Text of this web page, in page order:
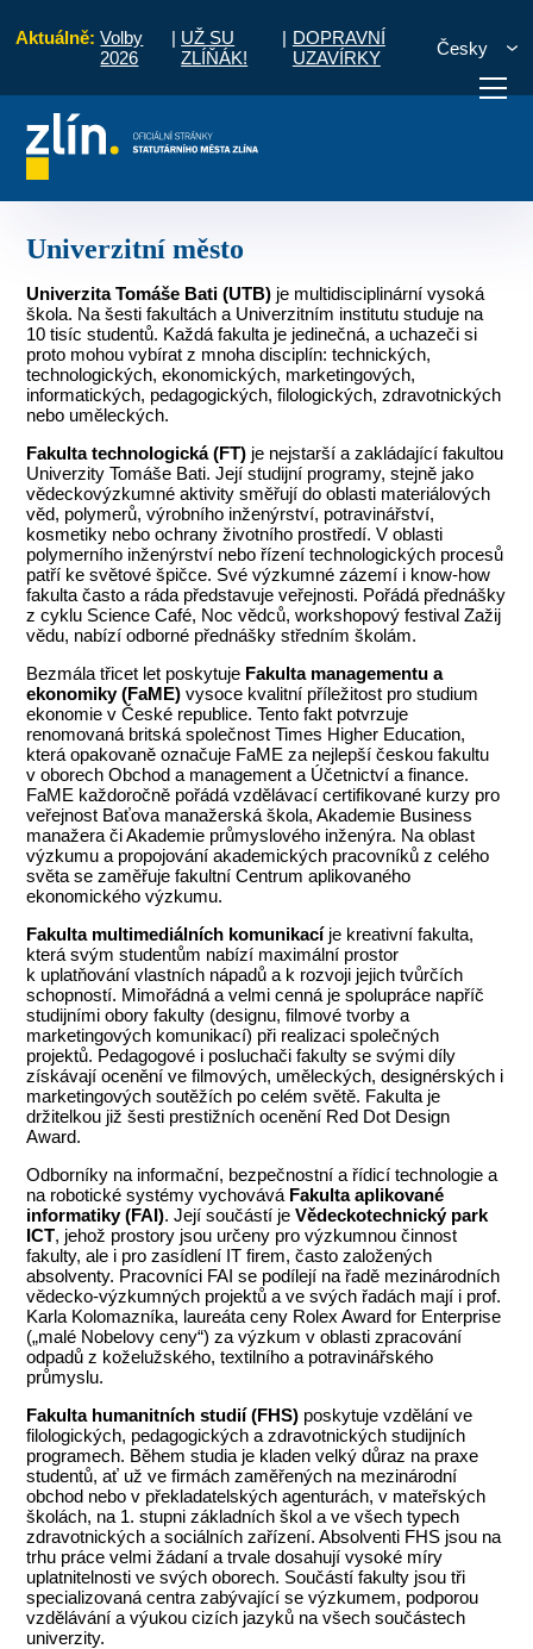
Aktuálně: Volby
2026
| UŽ SU
ZLÍŇÁK!
| DOPRAVNÍ
UZAVÍRKY
Česky
vyřídit Potřebuji zaplatit
Univerzitní město
Univerzita Tomáše Bati (UTB) je multidisciplinární vysoká
škola. Na šesti fakultách a Univerzitním institutu studuje na
10 tisíc studentů. Každá fakulta je jedinečná, a uchazeči si
proto mohou vybírat z mnoha disciplín: technických,
technologických, ekonomických, marketingových,
informatických, pedagogických, filologických, zdravotnických
nebo uměleckých.
Fakulta technologická (FT) je nejstarší a zakládající fakultou
Univerzity Tomáše Bati. Její studijní programy, stejně jako
vědeckovýzkumné aktivity směřují do oblasti materiálových
věd, polymerů, výrobního inženýrství, potravinářství,
kosmetiky nebo ochrany životního prostředí. V oblasti
polymerního inženýrství nebo řízení technologických procesů
patří ke světové špičce. Své výzkumné zázemí i know-how
fakulta často a ráda představuje veřejnosti. Pořádá přednášky
z cyklu Science Café, Noc vědců, workshopový festival Zažij
vědu, nabízí odborné přednášky středním školám.
Bezmála třicet let poskytuje Fakulta managementu a
ekonomiky (FaME) vysoce kvalitní příležitost pro studium
ekonomie v České republice. Tento fakt potvrzuje
renomovaná britská společnost Times Higher Education,
která opakovaně označuje FaME za nejlepší českou fakultu
v oborech Obchod a management a Účetnictví a finance.
FaME každoročně pořádá vzdělávací certifikované kurzy pro
veřejnost Baťova manažerská škola, Akademie Business
manažera či Akademie průmyslového inženýra. Na oblast
výzkumu a propojování akademických pracovníků z celého
světa se zaměřuje fakultní Centrum aplikovaného
ekonomického výzkumu.
Fakulta multimediálních komunikací je kreativní fakulta,
která svým studentům nabízí maximální prostor
k uplatňování vlastních nápadů a k rozvoji jejich tvůrčích
schopností. Mimořádná a velmi cenná je spolupráce napříč
studijními obory fakulty (designu, filmové tvorby a
marketingových komunikací) při realizaci společných
projektů. Pedagogové i posluchači fakulty se svými díly
získávají ocenění ve filmových, uměleckých, designérských i
marketingových soutěžích po celém světě. Fakulta je
držitelkou již šesti prestižních ocenění Red Dot Design
Award.
Odborníky na informační, bezpečnostní a řídicí technologie a
na robotické systémy vychovává Fakulta aplikované
informatiky (FAI). Její součástí jeVědeckotechnický park
ICT, jehož prostory jsou určeny pro výzkumnou činnost
fakulty, ale i pro zasídlení IT firem, často založených
absolventy. Pracovníci FAI se podílejí na řadě mezinárodních
vědecko-výzkumných projektů a ve svých řadách mají i prof.
Karla Kolomazníka, laureáta ceny Rolex Award for Enterprise
(„malé Nobelovy ceny“) za výzkum v oblasti zpracování
odpadů z koželužského, textilního a potravinářského
průmyslu.
Fakulta humanitních studií (FHS) poskytuje vzdělání ve
filologických, pedagogických a zdravotnických studijních
programech. Během studia je kladen velký důraz na praxe
studentů, ať už ve firmách zaměřených na mezinárodní
obchod nebo v překladatelských agenturách, v mateřských
školách, na 1. stupni základních škol a ve všech typech
zdravotnických a sociálních zařízení. Absolventi FHS jsou na
trhu práce velmi žádaní a trvale dosahují vysoké míry
uplatnitelnosti ve svých oborech. Součástí fakulty jsou tři
specializovaná centra zabývající se výzkumem, podporou
vzdělávání a výukou cizích jazyků na všech součástech
univerzity.